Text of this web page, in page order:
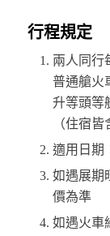
行程規定
兩人同行
普通艙火
升等頭等
（住宿皆
適用日期
如遇展期
價為準
如遇火車